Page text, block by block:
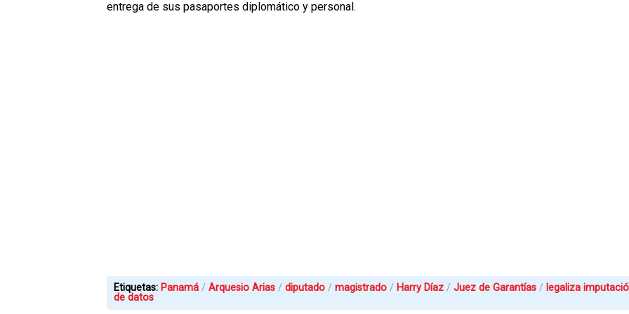
entrega de sus pasaportes diplomático y personal.
Etiquetas: Panamá Arquesio Arias diputado magistrado Harry Díaz Juez de Garantías
legaliza
de datos